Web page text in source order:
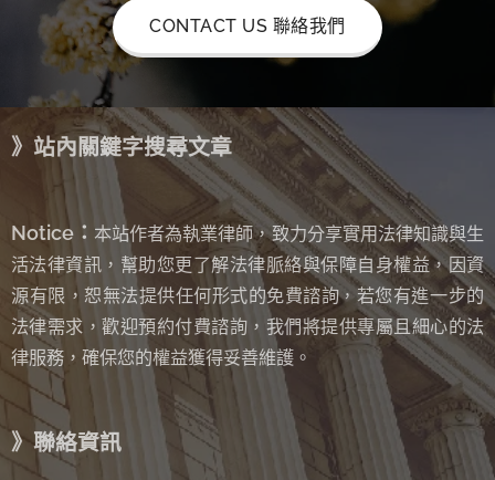
CONTACT US 聯絡我們
》站內關鍵字搜尋文章
Notice： 本站作者為執業律師，致力分享實用法律知識與生
活法律資訊，幫助您更了解法律脈絡與保障自身權益，因資
源有限，恕無法提供任何形式的免費諮詢， 若您有進一步的
法律需求，歡迎預約付費諮詢，我們將提供專屬且細心的法
律服務，確保您的權益獲得妥善維護。
》聯絡資訊